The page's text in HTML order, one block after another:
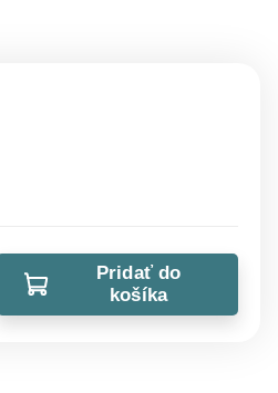
Pridať do
košíka